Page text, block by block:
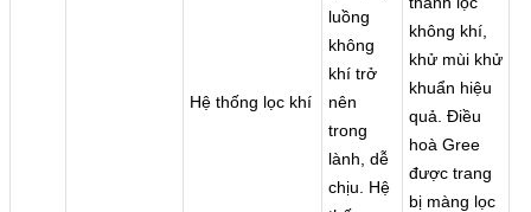
Hệ thống lọc khí
luồng
không
khí trở
nên
trong
lành, dễ
chịu. Hệ
không khí,
khử mùi khử
khuẩn hiệu
quả. Điều
hoà Gree
được trang
bị màng lọc